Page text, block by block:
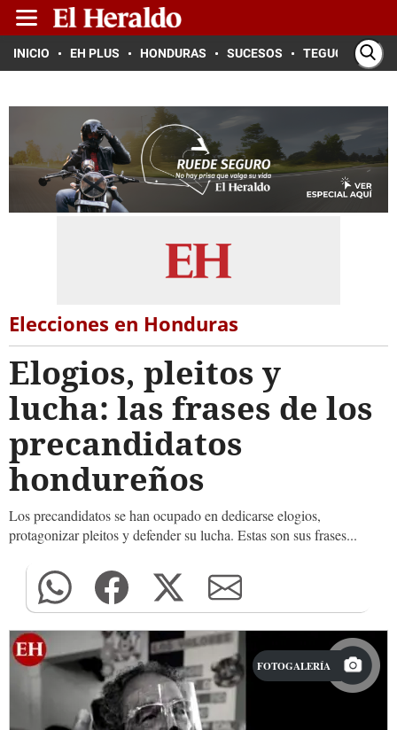
INICIO EH PLUS HONDURAS SUCESOS TEGUCIGALPA
Elecciones en Honduras
Elogios, pleitos y
lucha: las frases de los
precandidatos
hondureños
Los precandidatos se han ocupado en dedicarse elogios,
protagonizar pleitos y defender su lucha. Estas son sus frases...
FOTOGALERÍA